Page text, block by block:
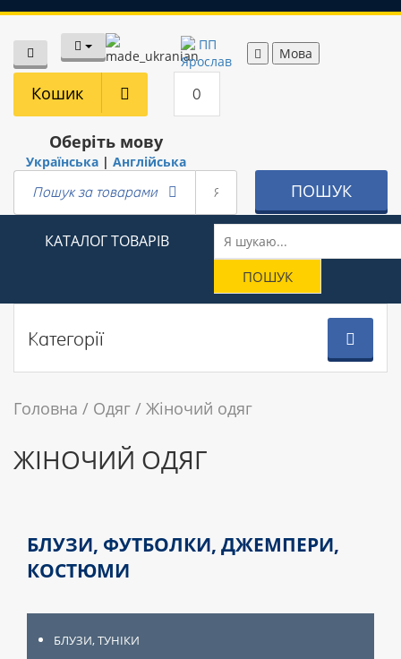
Мова
Пошук за товарами ПОШУК
Кошик 0
Оберіть мову
Українська| Англійська
КАТАЛОГ ТОВАРІВ
Категорії
Головна Одяг Жіночий одяг
ЖІНОЧИЙ ОДЯГ
БЛУЗИ, ФУТБОЛКИ, ДЖЕМПЕРИ,
КОСТЮМИ
БЛУЗИ, ТУНІКИ